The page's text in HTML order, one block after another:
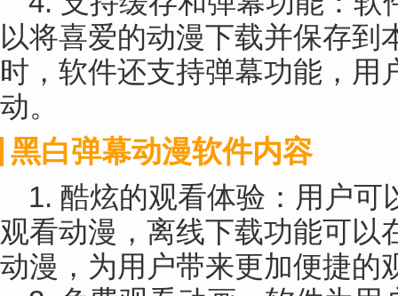
以将喜爱的动漫下载并保存到
时，软件还支持弹幕功能，用
动。
黑白弹幕动漫软件内容
1. 酷炫的观看体验：用户可
观看动漫，离线下载功能可以
动漫，为用户带来更加便捷的